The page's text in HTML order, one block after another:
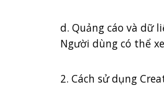
d. Quảng cáo và dữ
Người dùng có thể
2. Cách sử dụng